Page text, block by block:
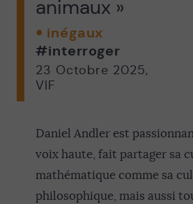
animaux »
inégaux
#interroger
23 Octobre 2025,
VIF
Daniel Andler est
voix haute, fait partager sa
mathématique comme sa
philosophique, mais aussi